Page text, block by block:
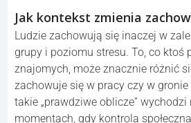
Jak kontekst zmienia
Ludzie zachowują się inaczej w
grupy i poziomu stresu. To, co ktoś
znajomych, może znacznie różnić
zachowuje się w pracy czy w
takie „prawdziwe oblicze”
momentach, gdy kontrola